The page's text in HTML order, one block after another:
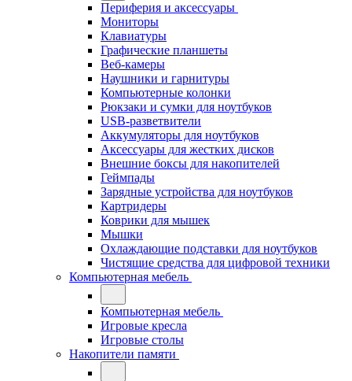
Периферия и аксессуары
Мониторы
Клавиатуры
Графические планшеты
Веб-камеры
Наушники и гарнитуры
Компьютерные колонки
Рюкзаки и сумки для ноутбуков
USB-разветвители
Аккумуляторы для ноутбуков
Аксессуары для жестких дисков
Внешние боксы для накопителей
Геймпады
Зарядные устройства для ноутбуков
Картридеры
Коврики для мышек
Мышки
Охлаждающие подставки для ноутбуков
Чистящие средства для цифровой техники
Компьютерная мебель
Компьютерная мебель
Игровые кресла
Игровые столы
Накопители памяти